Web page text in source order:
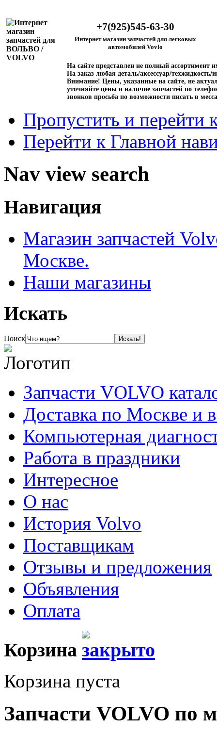
+7(925)545-63-30
Интернет магазин запчастей для легковых
автомобилей Vovlo
На сайте представлен не полный ассортимент
На заказ любая деталь/аксессуар/техжидкость/
Внимание! Цены, указанные на сайте, не
уточняйте цены и наличие запчастей по
звонков просьба по возможности писать в
Пропустить и перейти
Перейти к Главной
Nav view search
Навигация
Магазин запчастей
Москве.
Наши магазины
Искать
Поиск
Запчасти VOLVO
Доставка по Москве и
Компьютерная
Работа в праздники
Интересное
О нас
История Volvo
Поставщикам
Отзывы и предложения
Объявления
Оплата
Корзина
Корзина пуста
Запчасти VOLVO по